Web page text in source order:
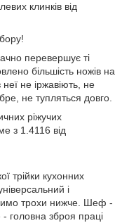
клинків від
перевершує ті
більшість ножів на
не іржавіють, не
не тупляться довго.
ріжучих
з 1.4116 від
трійки кухонних
і
трохи нижче. Шеф -
- головна зброя праці